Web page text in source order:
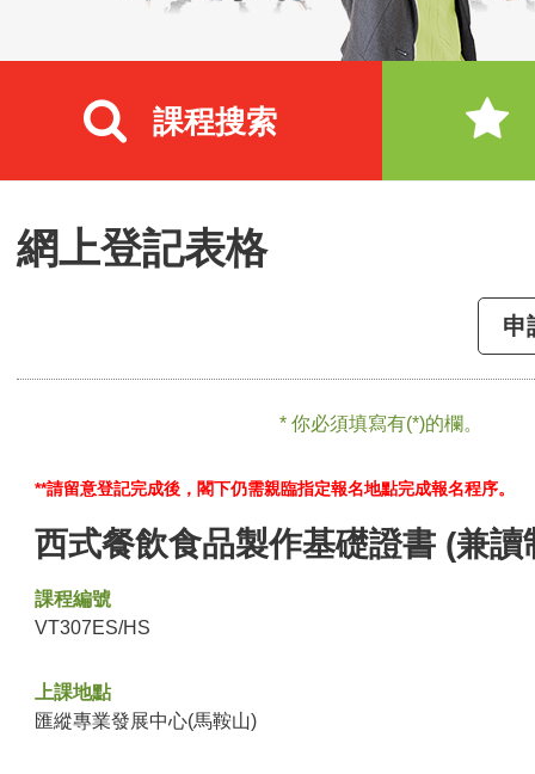
課程搜索
網上登記表格
申
* 你必須填寫有(*)的欄。
**請留意登記完成後，閣下仍需親臨指定報名地點完成報名程序。
西式餐飲食品製作基礎證書 (兼讀
課程編號
VT307ES/HS
上課地點
匯縱專業發展中心(馬鞍山)